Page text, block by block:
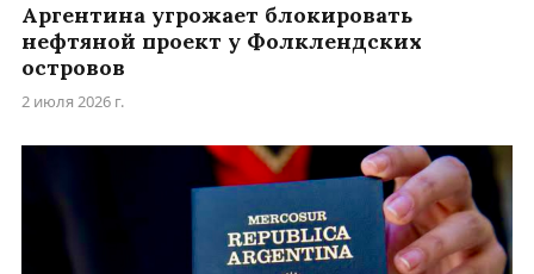
Аргентина угрожает блокировать
нефтяной проект у Фолклендских
островов
2 июля 2026 г.